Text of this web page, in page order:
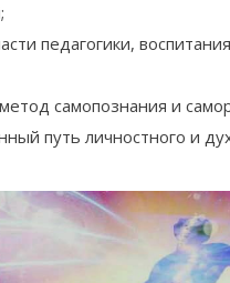
педагогики,
самопознания и
путь личностного и